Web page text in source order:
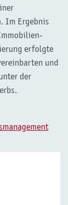
Im Ergebnis
erfolgte
und
der